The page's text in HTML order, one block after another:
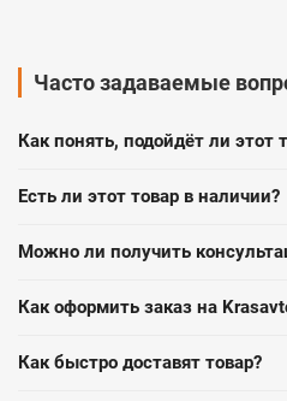
Часто задаваемые
Как понять, подойдёт ли этот
Есть ли этот товар в наличии?
Можно ли получить
Как оформить заказ на
Как быстро доставят товар?